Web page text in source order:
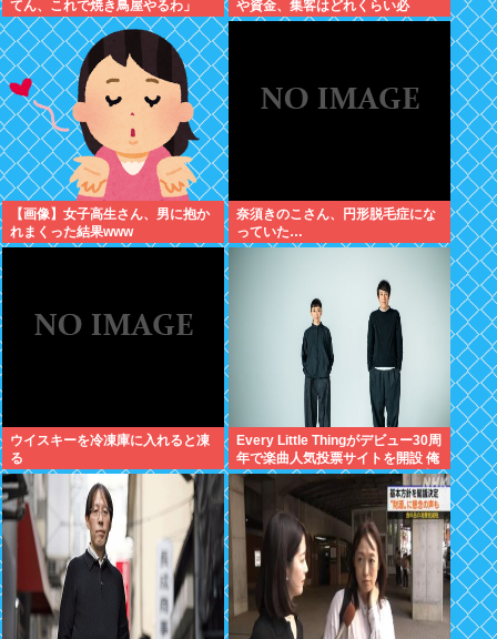
てん、これで焼き鳥屋やるわ」
や資金、集客はどれくらい必
要？？
【画像】女子高生さん、男に抱か
れまくった結果www
奈須きのこさん、円形脱毛症にな
っていた…
ウイスキーを冷凍庫に入れると凍
る
Every Little Thingがデビュー30周
年で楽曲人気投票サイトを開設 俺
はもちろんFace the Changeに入
れてきたぞ